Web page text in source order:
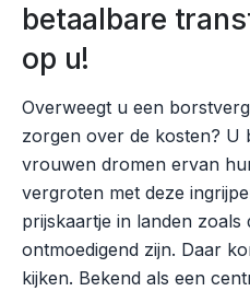
betaalbare
op u!
Overweegt u een
zorgen over de kosten? U
vrouwen dromen ervan
vergroten met deze
prijskaartje in landen zoals
ontmoedigend zijn. Daar
kijken. Bekend als een